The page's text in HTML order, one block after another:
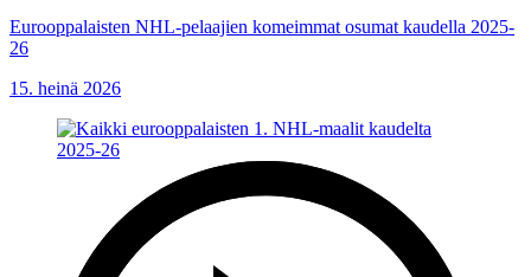
Eurooppalaisten NHL-pelaajien komeimmat osumat kaudella 2025-
26
15. heinä 2026